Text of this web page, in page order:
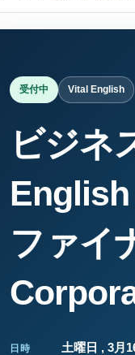
受付中 Vital English
ビジネ
English
ファイ
日時 土曜日 , 3月